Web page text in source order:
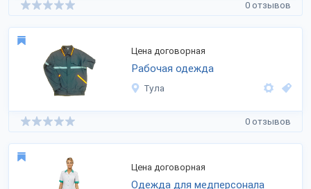
0 отзывов
Цена договорная
Рабочая одежда
Тула
0 отзывов
Цена договорная
Одежда для медперсонала